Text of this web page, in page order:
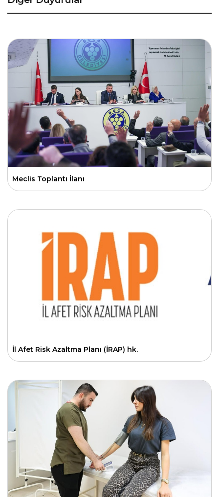
Meclis Toplantı İlanı
İl Afet Risk Azaltma Planı (İRAP) hk.